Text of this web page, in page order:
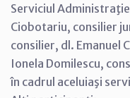
Serviciul
Ciobotariu, consilier
consilier, dl. Emanuel
Ionela Domilescu,
în cadrul aceluiaşi